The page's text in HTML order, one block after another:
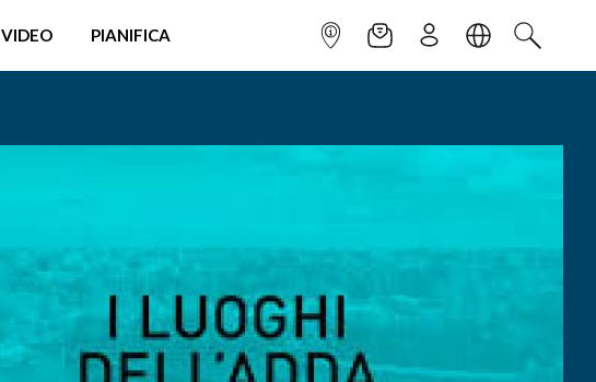
VIDEO PIANIFICA INFOPOINTNEWSLETTER
ISCRIVITILINGUACERCA